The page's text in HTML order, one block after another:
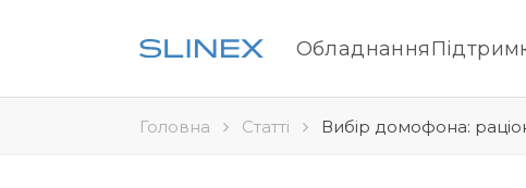
Обладнання
Головна Статті Вибір домофона: